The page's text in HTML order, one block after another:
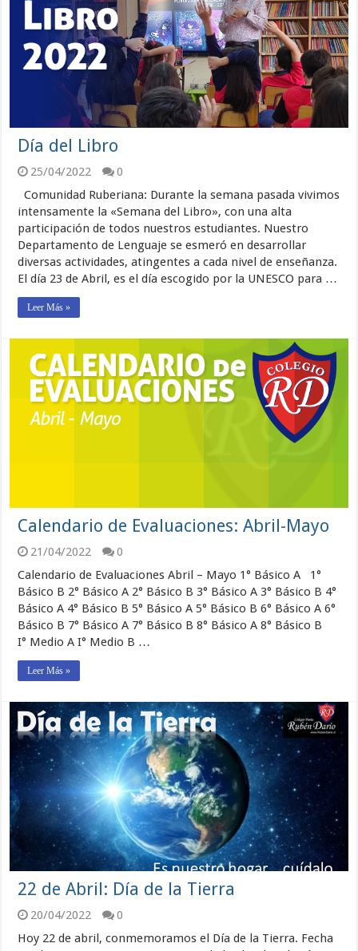
Día del Libro
25/04/2022
0
Comunidad Ruberiana: Durante la semana pasada vivimos
intensamente la «Semana del Libro», con una alta
participación de todos nuestros estudiantes. Nuestro
Departamento de Lenguaje se esmeró en desarrollar
diversas actividades, atingentes a cada nivel de enseñanza.
El día 23 de Abril, es el día escogido por la UNESCO para …
Leer Más »
Calendario de Evaluaciones: Abril-Mayo
21/04/2022
0
Calendario de Evaluaciones Abril – Mayo 1° Básico A 1°
Básico B 2° Básico A 2° Básico B 3° Básico A 3° Básico B 4°
Básico A 4° Básico B 5° Básico A 5° Básico B 6° Básico A 6°
Básico B 7° Básico A 7° Básico B 8° Básico A 8° Básico B
I° Medio A I° Medio B …
Leer Más »
22 de Abril: Día de la Tierra
20/04/2022
0
Hoy 22 de abril, conmemoramos el Día de la Tierra. Fecha